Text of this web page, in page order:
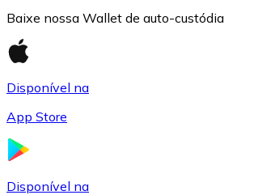
Baixe nossa Wallet de auto-custódia
Disponível na
App Store
Disponível na